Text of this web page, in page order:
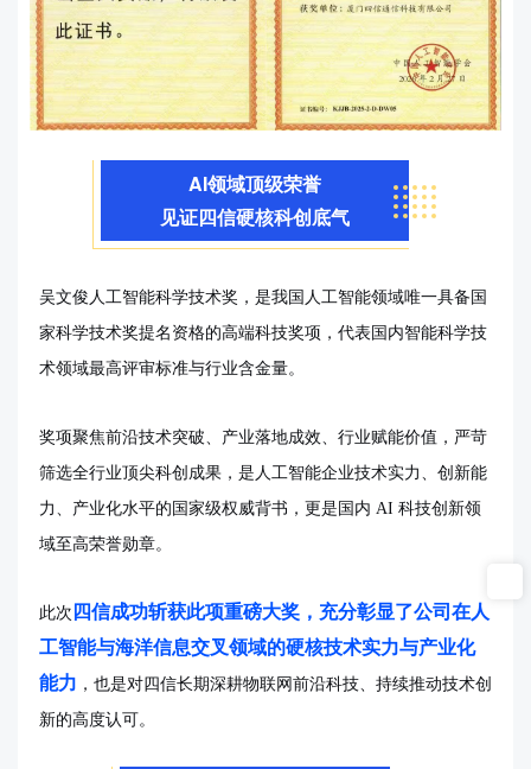
AI领域顶级荣誉
见证四信硬核科创底气
吴文俊人工智能科学技术奖，是我国人工智能领域唯一具备国
家科学技术奖提名资格的高端科技奖项，代表国内智能科学技
术领域最高评审标准与行业含金量。
奖项聚焦前沿技术突破、产业落地成效、行业赋能价值，严苛
筛选全行业顶尖科创成果，是人工智能企业技术实力、创新能
力、产业化水平的国家级权威背书，更是国内 AI 科技创新领
域至高荣誉勋章。
此次 四信成功斩获此项重磅大奖，充分彰显了公司在人
工智能与海洋信息交叉领域的硬核技术实力与产业化
能力 ，也是对四信长期深耕物联网前沿科技、持续推动技术创
新的高度认可。